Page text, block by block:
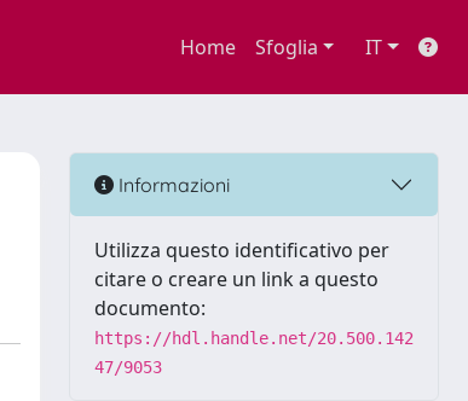
Home Sfoglia IT
Informazioni
Utilizza questo identificativo per
citare o creare un link a questo
documento:
https://hdl.handle.net/20.500.142
47/9053